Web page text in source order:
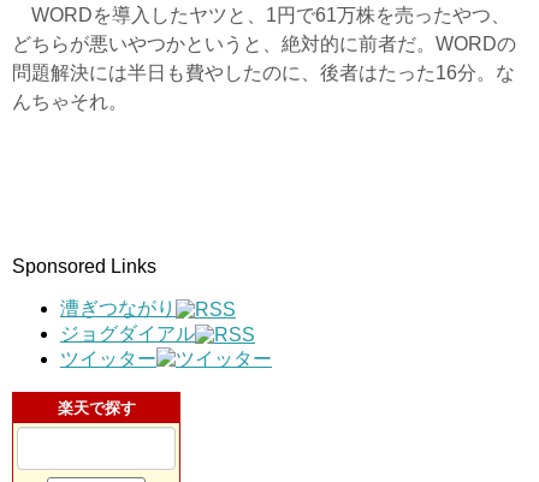
WORDを導入したヤツと、1円で61万株を売ったやつ、
どちらが悪いやつかというと、絶対的に前者だ。WORDの
問題解決には半日も費やしたのに、後者はたった16分。な
んちゃそれ。
Sponsored Links
漕ぎつながり
ジョグダイアル
ツイッター
楽天で探す